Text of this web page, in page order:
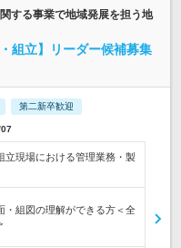
する事業で地域発展を担う地
組立】リーダー候補募集
第二新卒歓迎
立現場における管理業務・製
・組図の理解ができる方＜全